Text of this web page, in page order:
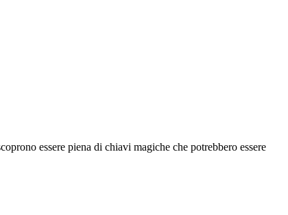
essere piena di chiavi magiche che potrebbero essere